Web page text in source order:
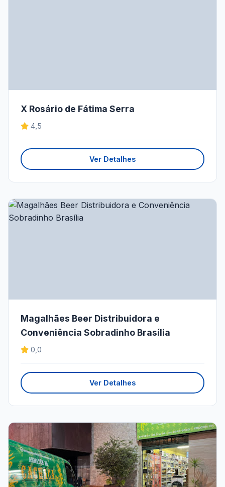
X Rosário de Fátima Serra
4,5
Ver Detalhes
Magalhães Beer Distribuidora e
Conveniência Sobradinho Brasília
0,0
Ver Detalhes